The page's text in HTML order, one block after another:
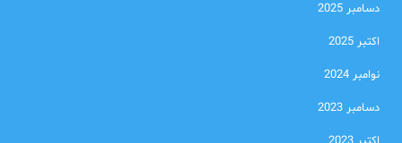
دسامبر 2025
اکتبر 2025
نوامبر 2024
دسامبر 2023